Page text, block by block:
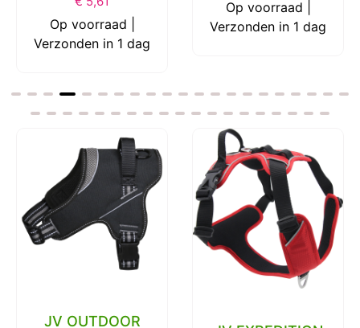
Op voorraad |
Verzonden in 1 dag
Op voorraad |
Verzonden in 1 dag
JV EXPEDITION
Trixie reismand